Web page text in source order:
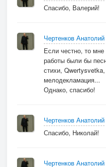
Спасибо, Валерий!
Чертенков Анатолий
Если честно, то
работы были бы
стихи,
мелодекламация...
Однако, спасибо!
Чертенков Анатолий
Спасибо, Николай!
Чертенков Анатолий